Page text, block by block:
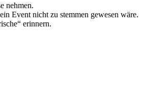
nehmen.
Event nicht zu stemmen gewesen wäre.
erinnern.